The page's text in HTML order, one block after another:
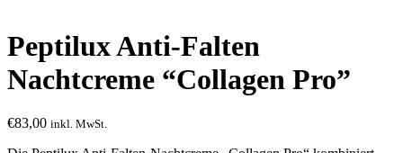
Peptilux Anti-Falten
Nachtcreme “Collagen Pro”
€83,00 inkl. MwSt.